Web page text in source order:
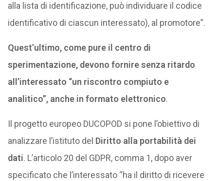
alla lista di identificazione, può individuare il codice
identificativo di ciascun interessato), al promotore”.
Quest’ultimo, come pure il centro di
sperimentazione, devono fornire senza ritardo
all’interessato “un riscontro compiuto e
analitico”, anche in formato elettronico.
Il progetto europeo DUCOPOD si pone l’obiettivo di
analizzare l’istituto del Diritto alla portabilità dei
dati. L’articolo 20 del GDPR, comma 1, dopo aver
specificato che l’interessato “ha il diritto di ricevere